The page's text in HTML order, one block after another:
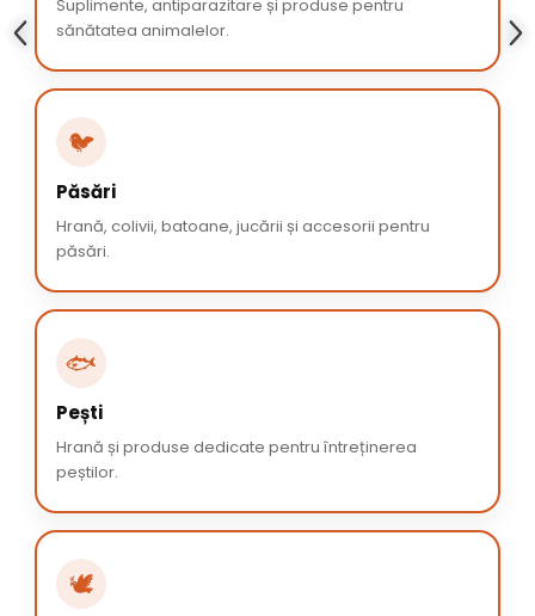
Suplimente, antiparazitare și produse pentru
sănătatea animalelor.
🐦
Păsări
Hrană, colivii, batoane, jucării și accesorii pentru
păsări.
🐟
Pești
Hrană și produse dedicate pentru întreținerea
peștilor.
🕊️